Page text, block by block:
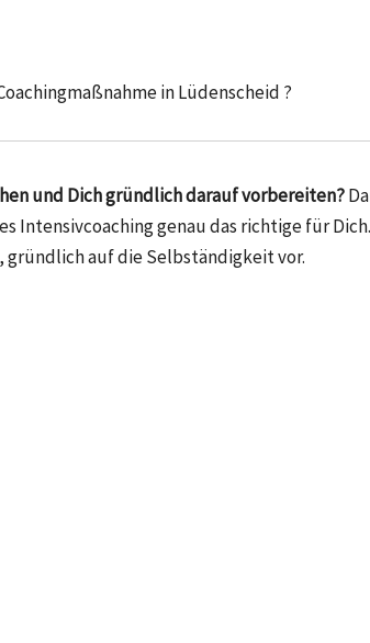
in Lüdenscheid ?
und Dich gründlich darauf vorbereiten?
genau das richtige für Dich.
, gründlich auf die Selbständigkeit vor.